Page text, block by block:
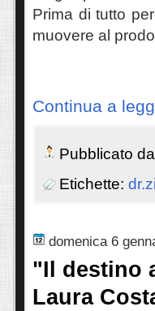
Prima di tutto
muovere al
Continua a
Pubblicato da
Etichette:
domenica 6
"Il destino
Laura